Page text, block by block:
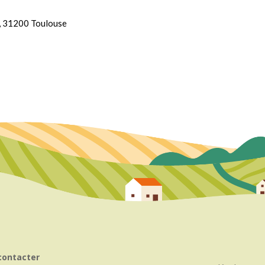
31200 Toulouse